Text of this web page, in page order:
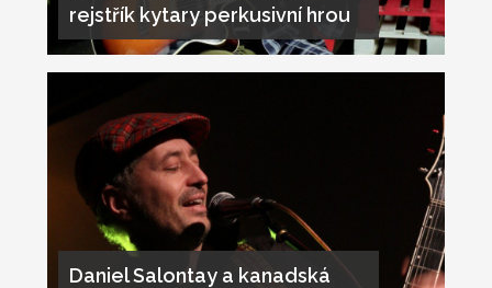
rejstřík kytary perkusivní hrou
Daniel Salontay a kanadská